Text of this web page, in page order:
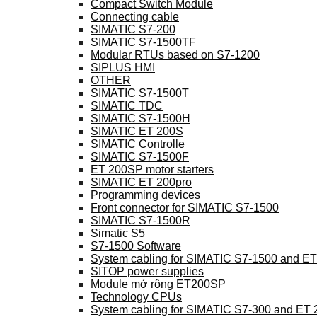
Compact Switch Module
Connecting cable
SIMATIC S7-200
SIMATIC S7-1500TF
Modular RTUs based on S7-1200
SIPLUS HMI
OTHER
SIMATIC S7-1500T
SIMATIC TDC
SIMATIC S7-1500H
SIMATIC ET 200S
SIMATIC Controlle
SIMATIC S7-1500F
ET 200SP motor starters
SIMATIC ET 200pro
Programming devices
Front connector for SIMATIC S7-1500
SIMATIC S7-1500R
Simatic S5
S7-1500 Software
System cabling for SIMATIC S7-1500 and
SITOP power supplies
Module mở rộng ET200SP
Technology CPUs
System cabling for SIMATIC S7-300 and ET